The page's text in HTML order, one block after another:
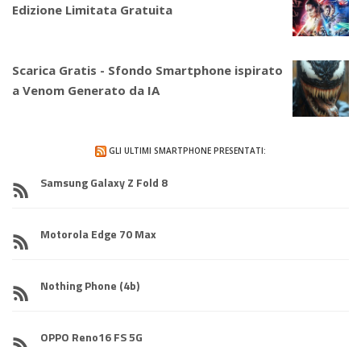
Edizione Limitata Gratuita
Scarica Gratis - Sfondo Smartphone ispirato
a Venom Generato da IA
GLI ULTIMI SMARTPHONE PRESENTATI:
Samsung Galaxy Z Fold 8
Motorola Edge 70 Max
Nothing Phone (4b)
OPPO Reno16 FS 5G